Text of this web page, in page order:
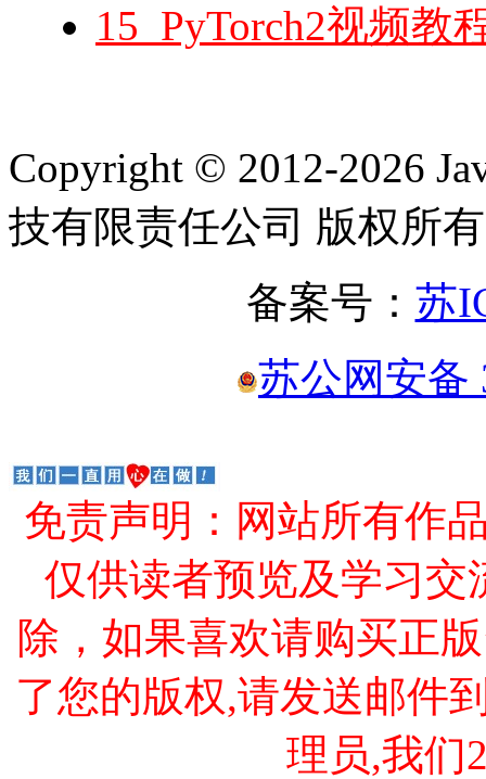
15_PyTorch2视频教
Copyright © 2012-2026
技有限责任公司 版权所有
备案号： 苏
苏公网安备
免责声明：网站所有作
仅供读者预览及学习交
除，如果喜欢请购买正
了您的版权,请发送邮件
理员,我们